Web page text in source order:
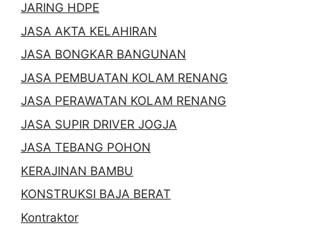
JARING HDPE
JASA AKTA KELAHIRAN
JASA BONGKAR BANGUNAN
JASA PEMBUATAN KOLAM RENANG
JASA PERAWATAN KOLAM RENANG
JASA SUPIR DRIVER JOGJA
JASA TEBANG POHON
KERAJINAN BAMBU
KONSTRUKSI BAJA BERAT
Kontraktor